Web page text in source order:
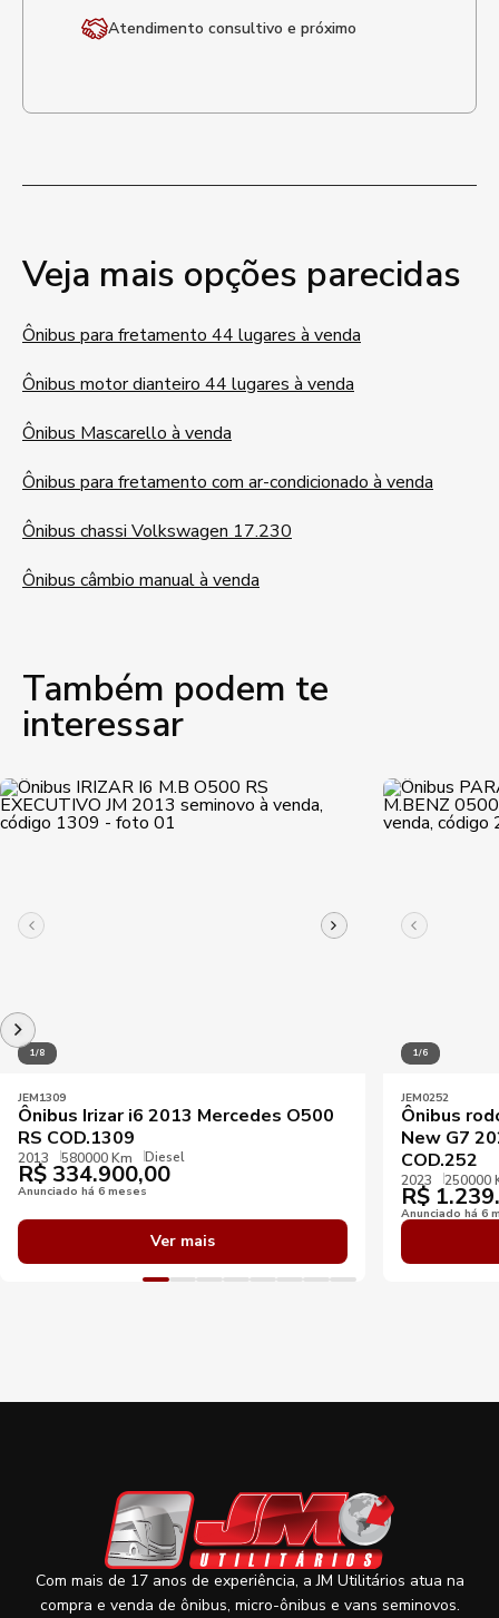
Atendimento consultivo e próximo
Veja mais opções parecidas
Ônibus para fretamento 44 lugares à venda
Ônibus motor dianteiro 44 lugares à venda
Ônibus Mascarello à venda
Ônibus para fretamento com ar-condicionado à venda
Ônibus chassi Volkswagen 17.230
Ônibus câmbio manual à venda
Também podem te
interessar
1/8
JEM1309
Ônibus Irizar i6 2013 Mercedes O500
RS COD.1309
2013 580000 Km Diesel
R$ 334.900,00
Anunciado há 6 meses
Ver mais
1/6
JEM0252
Ônibus
New G7
COD.252
2023 250000
R$
Anunciado há 6
Com mais de 17 anos de experiência, a JM Utilitários atua na
compra e venda de ônibus, micro-ônibus e vans seminovos.